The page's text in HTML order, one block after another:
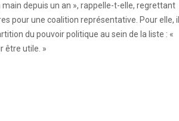
main depuis un an », rappelle-t-elle, regrettant
pour une coalition représentative. Pour elle, il
du pouvoir politique au sein de la liste : «
être utile. »